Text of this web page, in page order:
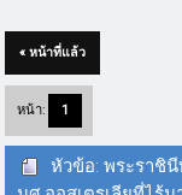
« หน้าที่แล้ว
หน้า: 1
หัวข้อ: พระราชินี